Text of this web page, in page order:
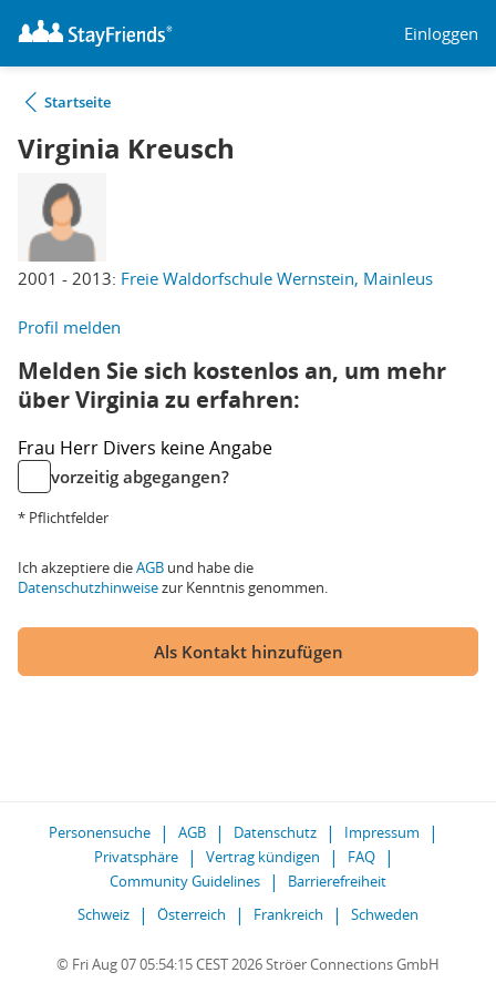
Einloggen
Startseite
Virginia Kreusch
2001 - 2013: Freie Waldorfschule Wernstein, Mainleus
Profil melden
Melden Sie sich kostenlos an, um mehr
über Virginia zu erfahren:
Frau Herr Divers keine Angabe
vorzeitig abgegangen?
* Pflichtfelder
Ich akzeptiere dieAGB und habe die
Datenschutzhinweisezur Kenntnis genommen.
Als Kontakt hinzufügen
Personensuche AGB Datenschutz
Impressum
Privatsphäre
Vertrag kündigen
FAQ
Community Guidelines
Barrierefreiheit
Schweiz
Österreich Frankreich Schweden
© Fri Aug 07 05:54:15 CEST 2026 Ströer Connections GmbH